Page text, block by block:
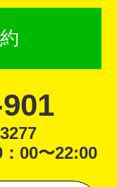
00〜22:00